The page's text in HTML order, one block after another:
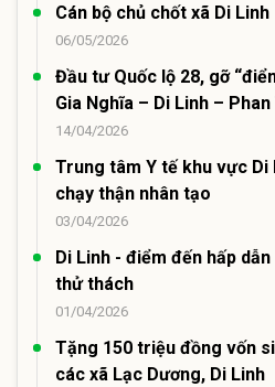
Cán bộ chủ chốt xã Di Linh
06/05/2026
Đầu tư Quốc lộ 28, gỡ
Gia Nghĩa – Di Linh –
14/04/2026
Trung tâm Y tế khu vực
chạy thận nhân tạo
03/04/2026
Di Linh - điểm đến hấp
thử thách
01/04/2026
Tặng 150 triệu đồng vốn
các xã Lạc Dương, Di Linh